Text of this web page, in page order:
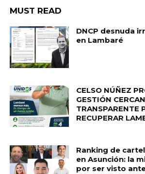
MUST READ
DNCP desnuda
en Lambaré
CELSO NÚÑEZ
GESTIÓN
TRANSPARENTE
RECUPERAR
Ranking de
en Asunción: la
por ser visto